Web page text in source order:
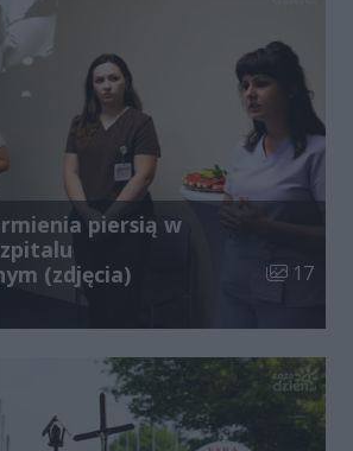
piersią w
(zdjęcia)
Liczba
17